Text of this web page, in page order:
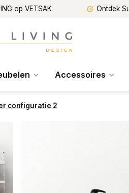
op VETSAK Ontdek
Accessoires
configuratie 2